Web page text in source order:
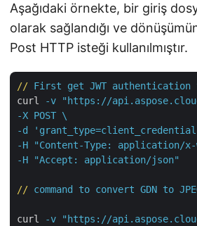
Aşağıdaki örnekte, bir giriş
olarak sağlandığı ve
Post HTTP isteği kullanılmıştır.
// First get JWT authentication
curl
-v "https://
-X POST \
-d
-H "Content-Type: application/x-
-H "Accept: application/json"
// command to convert GDN to
curl
-v "https://